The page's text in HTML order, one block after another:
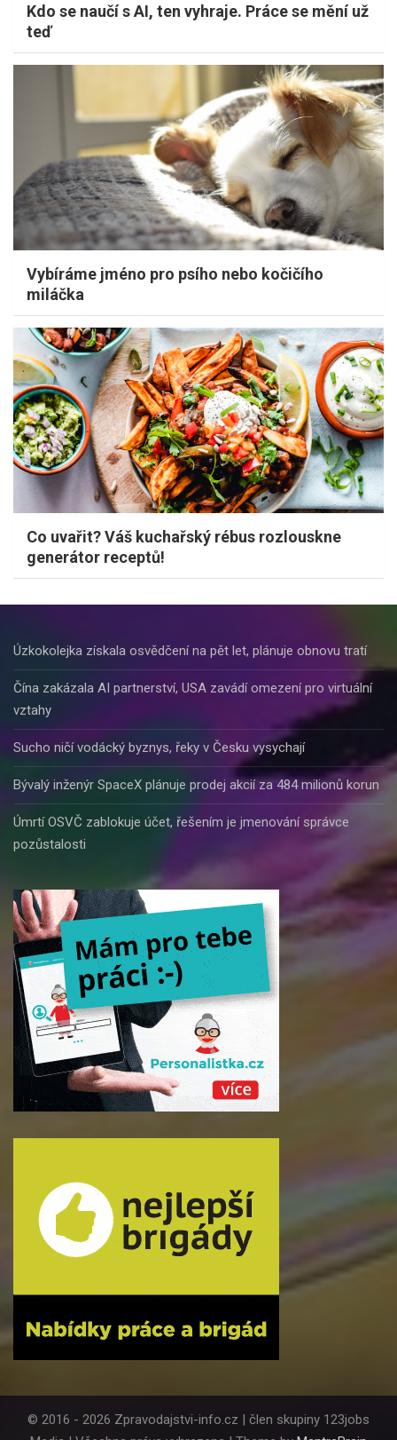
Kdo se naučí s AI, ten vyhraje. Práce se mění už
teď
Vybíráme jméno pro psího nebo kočičího
miláčka
Co uvařit? Váš kuchařský rébus rozlouskne
generátor receptů!
Úzkokolejka získala osvědčení na pět let, plánuje obnovu tratí
Čína zakázala AI partnerství, USA zavádí omezení pro virtuální
vztahy
Sucho ničí vodácký byznys, řeky v Česku vysychají
Bývalý inženýr SpaceX plánuje prodej akcií za 484 milionů korun
Úmrtí OSVČ zablokuje účet, řešením je jmenování správce
pozůstalosti
© 2016 - 2026 Zpravodajstvi-info.cz | člen skupiny 123jobs